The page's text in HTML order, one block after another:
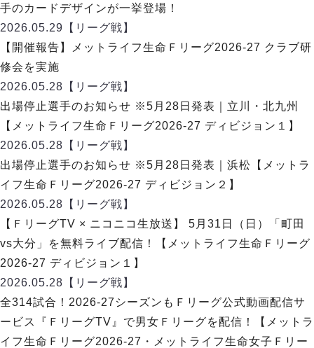
メットライフ生命Ｆリーグカップ 2026
試合日程・結果
大会概要
アリーナ情報
チケット情報
過去の記録
リガーレヴィア葛飾
Y．S．C．C．横浜
ヴィンセドール白山
アグレミーナ浜松
デウソン神戸
ポルセイド浜田
ミラクルスマイル新居浜
記念ゴール
ハットトリック
担当審判員
選手の通算記録（Ｆ１）
エスポラーダ北海道
バルドラール浦安
フウガドールすみだ
しながわシティ
立川アスレティックFC
ペスカドーラ町田
湘南ベルマーレ
ボアルース長野
名古屋オーシャンズ
シュライカー大阪
ボルクバレット北九州
バサジィ大分
DIVISION 02
FOLLOW US!
手のカードデザインが一挙登場！
2026.05.29 【リーグ戦】
【開催報告】メットライフ生命Ｆリーグ2026-27 クラブ研
修会を実施
2026.05.28 【リーグ戦】
出場停止選手のお知らせ ※5月28日発表｜立川・北九州
【メットライフ生命Ｆリーグ2026-27 ディビジョン１】
2026.05.28 【リーグ戦】
出場停止選手のお知らせ ※5月28日発表｜浜松【メットラ
イフ生命Ｆリーグ2026-27 ディビジョン２】
2026.05.28 【リーグ戦】
【ＦリーグTV × ニコニコ生放送】 5月31日（日）「町田
vs大分」を無料ライブ配信！【メットライフ生命Ｆリーグ
2026-27 ディビジョン１】
2026.05.28 【リーグ戦】
全314試合！2026-27シーズンもＦリーグ公式動画配信サ
ービス『ＦリーグTV』で男女Ｆリーグを配信！【メットラ
イフ生命Ｆリーグ2026-27・メットライフ生命女子Ｆリー